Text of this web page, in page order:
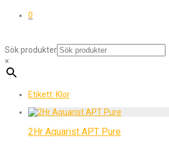
0
Sök produkter
×
Etikett: Klor
2Hr Aquarist APT Pure